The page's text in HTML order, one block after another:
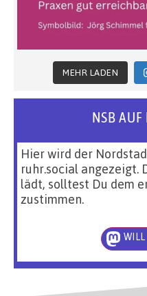
MEHR LADEN
NSB
Hier wird der
ruhr.social angezeigt.
lädt, solltest Du dem
zustimmen.